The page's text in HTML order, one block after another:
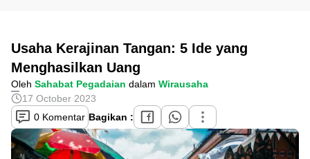
Usaha Kerajinan Tangan: 5 Ide yang
Menghasilkan Uang
Oleh Sahabat Pegadaian dalam Wirausaha
17 October 2023
0 Komentar Bagikan :